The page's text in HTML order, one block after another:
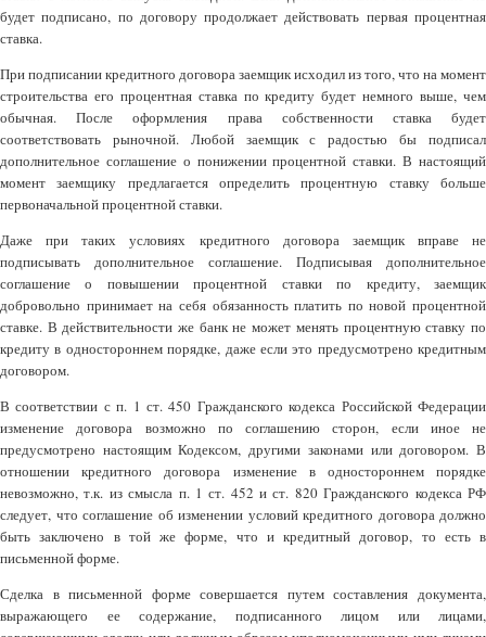
будет подписано, по договору продолжает действовать первая процентная
ставка.
При подписании кредитного договора заемщик исходил из того, что на момент
строительства его процентная ставка по кредиту будет немного выше, чем
обычная. После оформления права собственности ставка будет
соответствовать рыночной. Любой заемщик с радостью бы подписал
дополнительное соглашение о понижении процентной ставки. В настоящий
момент заемщику предлагается определить процентную ставку больше
первоначальной процентной ставки.
Даже при таких условиях кредитного договора заемщик вправе не
подписывать дополнительное соглашение. Подписывая дополнительное
соглашение о повышении процентной ставки по кредиту, заемщик
добровольно принимает на себя обязанность платить по новой процентной
ставке. В действительности же банк не может менять процентную ставку по
кредиту в одностороннем порядке, даже если это предусмотрено кредитным
договором.
В соответствии с п. 1 ст. 450 Гражданского кодекса Российской Федерации
изменение договора возможно по соглашению сторон, если иное не
предусмотрено настоящим Кодексом, другими законами или договором. В
отношении кредитного договора изменение в одностороннем порядке
невозможно, т.к. из смысла п. 1 ст. 452 и ст. 820 Гражданского кодекса РФ
следует, что соглашение об изменении условий кредитного договора должно
быть заключено в той же форме, что и кредитный договор, то есть в
письменной форме.
Сделка в письменной форме совершается путем составления документа,
выражающего ее содержание, подписанного лицом или лицами,